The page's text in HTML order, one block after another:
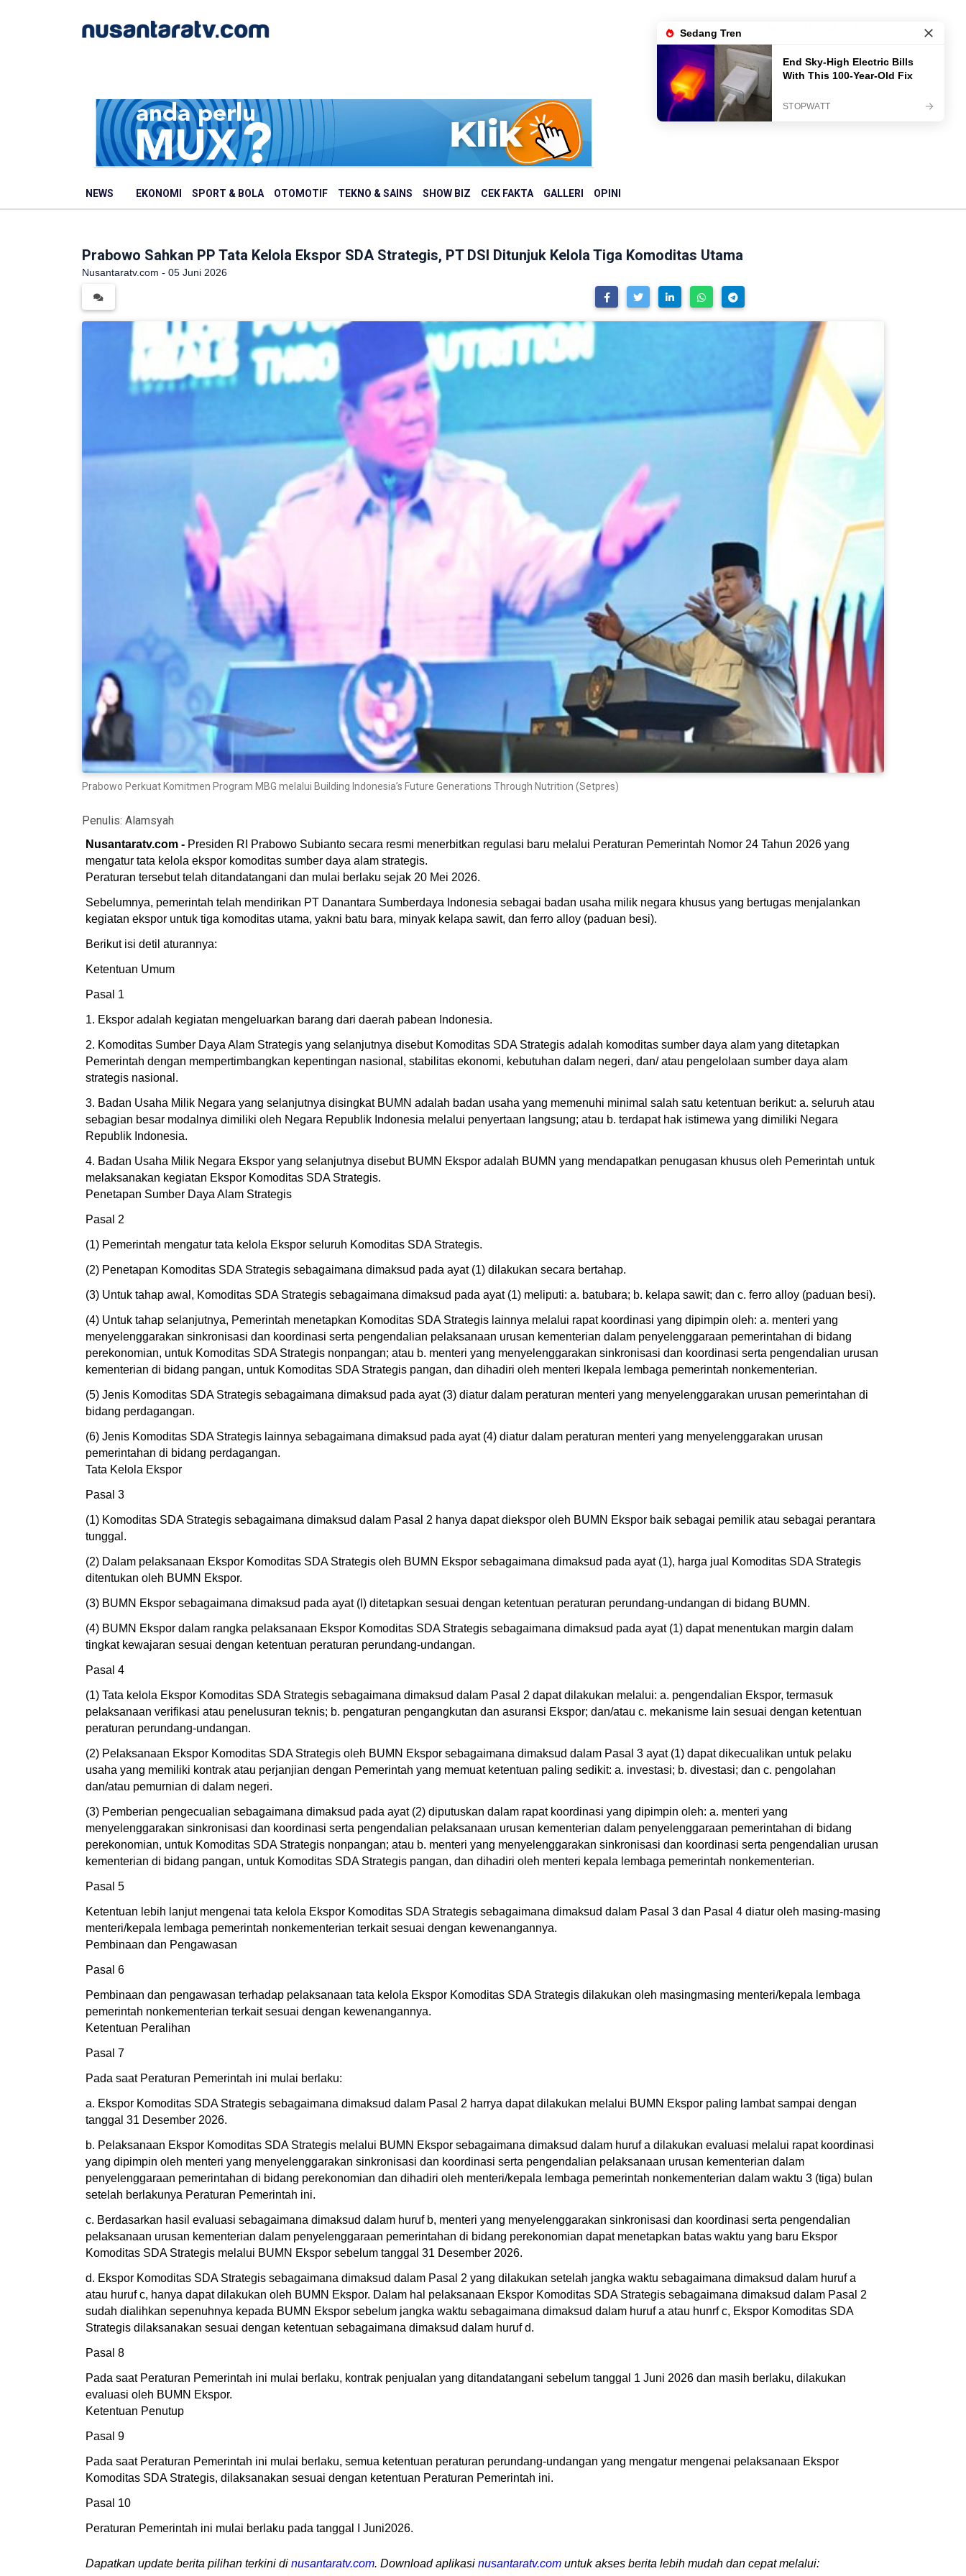
NEWS EKONOMI SPORT & BOLA OTOMOTIF TEKNO & SAINS SHOW BIZ CEK FAKTA GALLERI OPINI
Prabowo Sahkan PP Tata Kelola Ekspor SDA Strategis, PT DSI Ditunjuk Kelola Tiga Komoditas Utama
Nusantaratv.com - 05 Juni 2026
Prabowo Perkuat Komitmen Program MBG melalui Building Indonesia’s Future Generations Through Nutrition (Setpres)
Penulis: Alamsyah
Nusantaratv.com - Presiden RI Prabowo Subianto secara resmi menerbitkan regulasi baru melalui Peraturan Pemerintah Nomor 24 Tahun 2026 yang
mengatur tata kelola ekspor komoditas sumber daya alam strategis.
Peraturan tersebut telah ditandatangani dan mulai berlaku sejak 20 Mei 2026.
Sebelumnya, pemerintah telah mendirikan PT Danantara Sumberdaya Indonesia sebagai badan usaha milik negara khusus yang bertugas menjalankan
kegiatan ekspor untuk tiga komoditas utama, yakni batu bara, minyak kelapa sawit, dan ferro alloy (paduan besi).
Berikut isi detil aturannya:
Ketentuan Umum
Pasal 1
1. Ekspor adalah kegiatan mengeluarkan barang dari daerah pabean Indonesia.
2. Komoditas Sumber Daya Alam Strategis yang selanjutnya disebut Komoditas SDA Strategis adalah komoditas sumber daya alam yang ditetapkan
Pemerintah dengan mempertimbangkan kepentingan nasional, stabilitas ekonomi, kebutuhan dalam negeri, dan/ atau pengelolaan sumber daya alam
strategis nasional.
3. Badan Usaha Milik Negara yang selanjutnya disingkat BUMN adalah badan usaha yang memenuhi minimal salah satu ketentuan berikut: a. seluruh atau
sebagian besar modalnya dimiliki oleh Negara Republik Indonesia melalui penyertaan langsung; atau b. terdapat hak istimewa yang dimiliki Negara
Republik Indonesia.
4. Badan Usaha Milik Negara Ekspor yang selanjutnya disebut BUMN Ekspor adalah BUMN yang mendapatkan penugasan khusus oleh Pemerintah untuk
melaksanakan kegiatan Ekspor Komoditas SDA Strategis.
Penetapan Sumber Daya Alam Strategis
Pasal 2
(1) Pemerintah mengatur tata kelola Ekspor seluruh Komoditas SDA Strategis.
(2) Penetapan Komoditas SDA Strategis sebagaimana dimaksud pada ayat (1) dilakukan secara bertahap.
(3) Untuk tahap awal, Komoditas SDA Strategis sebagaimana dimaksud pada ayat (1) meliputi: a. batubara; b. kelapa sawit; dan c. ferro alloy (paduan besi).
(4) Untuk tahap selanjutnya, Pemerintah menetapkan Komoditas SDA Strategis lainnya melalui rapat koordinasi yang dipimpin oleh: a. menteri yang
menyelenggarakan sinkronisasi dan koordinasi serta pengendalian pelaksanaan urusan kementerian dalam penyelenggaraan pemerintahan di bidang
perekonomian, untuk Komoditas SDA Strategis nonpangan; atau b. menteri yang menyelenggarakan sinkronisasi dan koordinasi serta pengendalian urusan
kementerian di bidang pangan, untuk Komoditas SDA Strategis pangan, dan dihadiri oleh menteri lkepala lembaga pemerintah nonkementerian.
(5) Jenis Komoditas SDA Strategis sebagaimana dimaksud pada ayat (3) diatur dalam peraturan menteri yang menyelenggarakan urusan pemerintahan di
bidang perdagangan.
(6) Jenis Komoditas SDA Strategis lainnya sebagaimana dimaksud pada ayat (4) diatur dalam peraturan menteri yang menyelenggarakan urusan
pemerintahan di bidang perdagangan.
Tata Kelola Ekspor
Pasal 3
(1) Komoditas SDA Strategis sebagaimana dimaksud dalam Pasal 2 hanya dapat diekspor oleh BUMN Ekspor baik sebagai pemilik atau sebagai perantara
tunggal.
(2) Dalam pelaksanaan Ekspor Komoditas SDA Strategis oleh BUMN Ekspor sebagaimana dimaksud pada ayat (1), harga jual Komoditas SDA Strategis
ditentukan oleh BUMN Ekspor.
(3) BUMN Ekspor sebagaimana dimaksud pada ayat (l) ditetapkan sesuai dengan ketentuan peraturan perundang-undangan di bidang BUMN.
(4) BUMN Ekspor dalam rangka pelaksanaan Ekspor Komoditas SDA Strategis sebagaimana dimaksud pada ayat (1) dapat menentukan margin dalam
tingkat kewajaran sesuai dengan ketentuan peraturan perundang-undangan.
Pasal 4
(1) Tata kelola Ekspor Komoditas SDA Strategis sebagaimana dimaksud dalam Pasal 2 dapat dilakukan melalui: a. pengendalian Ekspor, termasuk
pelaksanaan verifikasi atau penelusuran teknis; b. pengaturan pengangkutan dan asuransi Ekspor; dan/atau c. mekanisme lain sesuai dengan ketentuan
peraturan perundang-undangan.
(2) Pelaksanaan Ekspor Komoditas SDA Strategis oleh BUMN Ekspor sebagaimana dimaksud dalam Pasal 3 ayat (1) dapat dikecualikan untuk pelaku
usaha yang memiliki kontrak atau perjanjian dengan Pemerintah yang memuat ketentuan paling sedikit: a. investasi; b. divestasi; dan c. pengolahan
dan/atau pemurnian di dalam negeri.
(3) Pemberian pengecualian sebagaimana dimaksud pada ayat (2) diputuskan dalam rapat koordinasi yang dipimpin oleh: a. menteri yang
menyelenggarakan sinkronisasi dan koordinasi serta pengendalian pelaksanaan urusan kementerian dalam penyelenggaraan pemerintahan di bidang
perekonomian, untuk Komoditas SDA Strategis nonpangan; atau b. menteri yang menyelenggarakan sinkronisasi dan koordinasi serta pengendalian urusan
kementerian di bidang pangan, untuk Komoditas SDA Strategis pangan, dan dihadiri oleh menteri kepala lembaga pemerintah nonkementerian.
Pasal 5
Ketentuan lebih lanjut mengenai tata kelola Ekspor Komoditas SDA Strategis sebagaimana dimaksud dalam Pasal 3 dan Pasal 4 diatur oleh masing-masing
menteri/kepala lembaga pemerintah nonkementerian terkait sesuai dengan kewenangannya.
Pembinaan dan Pengawasan
Pasal 6
Pembinaan dan pengawasan terhadap pelaksanaan tata kelola Ekspor Komoditas SDA Strategis dilakukan oleh masingmasing menteri/kepala lembaga
pemerintah nonkementerian terkait sesuai dengan kewenangannya.
Ketentuan Peralihan
Pasal 7
Pada saat Peraturan Pemerintah ini mulai berlaku:
a. Ekspor Komoditas SDA Strategis sebagaimana dimaksud dalam Pasal 2 harrya dapat dilakukan melalui BUMN Ekspor paling lambat sampai dengan
tanggal 31 Desember 2026.
b. Pelaksanaan Ekspor Komoditas SDA Strategis melalui BUMN Ekspor sebagaimana dimaksud dalam huruf a dilakukan evaluasi melalui rapat koordinasi
yang dipimpin oleh menteri yang menyelenggarakan sinkronisasi dan koordinasi serta pengendalian pelaksanaan urusan kementerian dalam
penyelenggaraan pemerintahan di bidang perekonomian dan dihadiri oleh menteri/kepala lembaga pemerintah nonkementerian dalam waktu 3 (tiga) bulan
setelah berlakunya Peraturan Pemerintah ini.
c. Berdasarkan hasil evaluasi sebagaimana dimaksud dalam huruf b, menteri yang menyelenggarakan sinkronisasi dan koordinasi serta pengendalian
pelaksanaan urusan kementerian dalam penyelenggaraan pemerintahan di bidang perekonomian dapat menetapkan batas waktu yang baru Ekspor
Komoditas SDA Strategis melalui BUMN Ekspor sebelum tanggal 31 Desember 2026.
d. Ekspor Komoditas SDA Strategis sebagaimana dimaksud dalam Pasal 2 yang dilakukan setelah jangka waktu sebagaimana dimaksud dalam huruf a
atau huruf c, hanya dapat dilakukan oleh BUMN Ekspor. Dalam hal pelaksanaan Ekspor Komoditas SDA Strategis sebagaimana dimaksud dalam Pasal 2
sudah dialihkan sepenuhnya kepada BUMN Ekspor sebelum jangka waktu sebagaimana dimaksud dalam huruf a atau hunrf c, Ekspor Komoditas SDA
Strategis dilaksanakan sesuai dengan ketentuan sebagaimana dimaksud dalam huruf d.
Pasal 8
Pada saat Peraturan Pemerintah ini mulai berlaku, kontrak penjualan yang ditandatangani sebelum tanggal 1 Juni 2026 dan masih berlaku, dilakukan
evaluasi oleh BUMN Ekspor.
Ketentuan Penutup
Pasal 9
Pada saat Peraturan Pemerintah ini mulai berlaku, semua ketentuan peraturan perundang-undangan yang mengatur mengenai pelaksanaan Ekspor
Komoditas SDA Strategis, dilaksanakan sesuai dengan ketentuan Peraturan Pemerintah ini.
Pasal 10
Peraturan Pemerintah ini mulai berlaku pada tanggal I Juni2026.
Dapatkan update berita pilihan terkini di nusantaratv.com. Download aplikasi nusantaratv.com untuk akses berita lebih mudah dan cepat melalui: